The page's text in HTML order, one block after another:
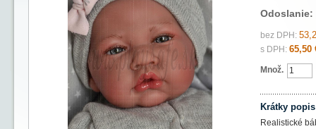
Odoslanie:
bez DPH:
s DPH: 65,50
Množ.
Krátky popis
Realistické